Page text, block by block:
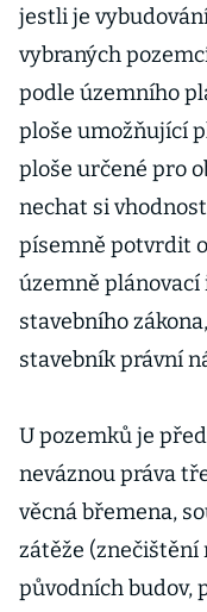
jestli je
vybraných
podle územního
ploše umožňující
ploše určené pro
nechat si
písemně potvrdit
územně plánovací
stavebního
stavebník právní
U pozemků je
neváznou práva
věcná břemena,
zátěže
původních budov,